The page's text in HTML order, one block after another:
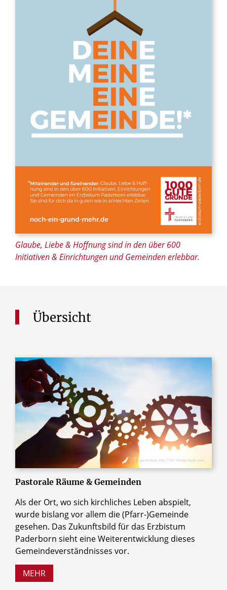
Glaube, Liebe & Hoffnung sind in den über 600
Initiativen & Einrichtungen und Gemeinden erlebbar.
Übersicht
© gerasimov_foto_174 / Shutterstock.com
Pastorale Räume & Gemeinden
Als der Ort, wo sich kirchliches Leben abspielt,
wurde bislang vor allem die (Pfarr-)Gemeinde
gesehen. Das Zukunftsbild für das Erzbistum
Paderborn sieht eine Weiterentwicklung dieses
Gemeindeverständnisses vor.
MEHR